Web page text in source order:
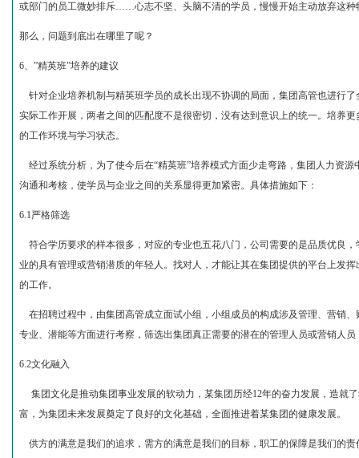
或部门的员工微妙排斥……心志不坚、头脑不清的学员，慢慢开始主动放弃这种
那么，问题到底出在哪里了呢？
6、”精英班”培养的建议
针对企业培养机制与精英班学员的成长出现不协调的局面，集团高管也进行
实际工作开展，两者之间的匹配度不是很密切，没有达到意识上的统一。培养
的工作环境与学习状态。
经过系统分析，为了使今后在“精英班”培养模式方面少走弯路，集团人力资
沟通和考核，使学员与企业之间的关系显得更加紧密。具体措施如下：
6.1严格筛选
符合学历要求的样本很多，对应的专业也五花八门，公司需要的是品质优良
业的具有管理或营销潜质的年轻人。找对人，才能让其在集团提供的平台上发
的工作。
在招聘过程中，由集团高管成立面试小组，小组成员的构成涉及管理、营销
专业、潜能等方面进行考察，筛选出集团真正需要的潜在的管理人员或营销人
6.2文化融入
集团文化是推动集团事业发展的软动力，某集团历经12年的奋力发展，造就
富，为集团未来发展奠定了良好的文化基础，全面推进着某集团的健康发展。
供方的满意是我们的追求，需方的满意是我们的目标，职工的保障是我们的